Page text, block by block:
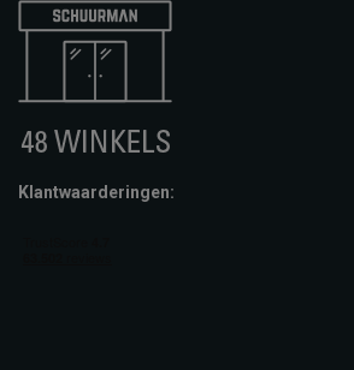
Klantwaarderingen: